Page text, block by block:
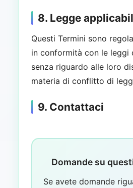
8. Legge
Questi Termini sono
in conformità con le leggi
senza riguardo alle loro
materia di conflitto di
9. Contattaci
Domande su
Se avete domande